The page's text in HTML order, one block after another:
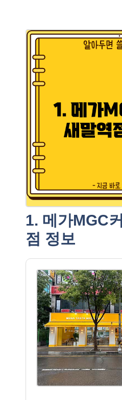
1. 메가MGC
점 정보